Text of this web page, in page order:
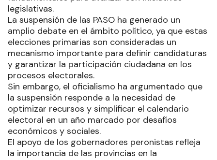
legislativas.
La suspensión de las PASO ha generado un
amplio debate en el ámbito político, ya que estas
elecciones primarias son consideradas un
mecanismo importante para definir candidaturas
y garantizar la participación ciudadana en los
procesos electorales.
Sin embargo, el oficialismo ha argumentado que
la suspensión responde a la necesidad de
optimizar recursos y simplificar el calendario
electoral en un año marcado por desafíos
económicos y sociales.
El apoyo de los gobernadores peronistas refleja
la importancia de las provincias en la